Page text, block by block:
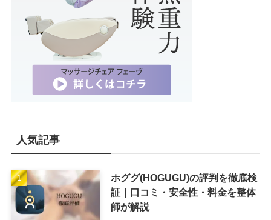
人気記事
ホググ(HOGUGU)の評判を徹底検
証｜口コミ・安全性・料金を整体
師が解説